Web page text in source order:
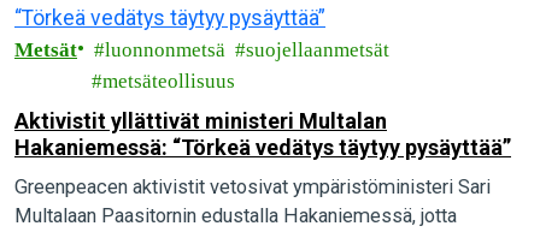
Metsät luonnonmetsä
suojellaanmetsät
metsäteollisuus
Aktivistit yllättivät ministeri Multalan
Hakaniemessä: “Törkeä vedätys täytyy pysäyttää”
Greenpeacen aktivistit vetosivat ympäristöministeri Sari
Multalaan Paasitornin edustalla Hakaniemessä, jotta